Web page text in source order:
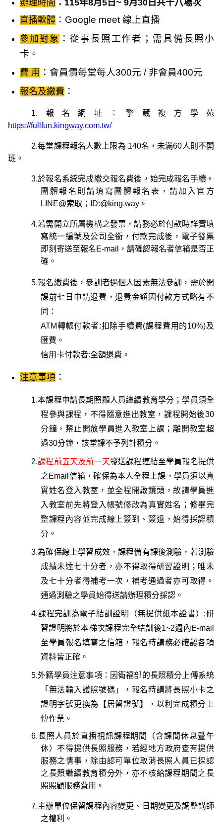
辦理時間 ：115年8月 5日 ~ 9月30日共十八場次
直播軟體 ：Google meet 線上直播
參加對象 ：從事長照工作者；需具備長照小
卡 。
費 用 ：會員價每堂每人300元 / 非會員400元
報名及繳費 ：
1. 報名網址：擎葳複方學苑
https://fullfun.kingway.com.tw/
2.每堂課程報名人數上限為 140名，未滿60人則不開
班。
3.於報名系統完成繳交報名費後，始完成報名手續。
團體報名則請填寫團體報名表，請加入官方
LINE@索取；ID:@king.way。
4.若需開立所屬機構之發票，請務必於付款時詳實填
寫統一編號及公司全銜，付款完成後，電子發票
即刻寄送至報名E-mail，請確認報名者信箱是否正
確。
5.報名繳費後，參訓者遇個人因素無法參訓，需於開
課前七日申請退費，退費金額因付款方式略有不
同：
ATM轉帳付款者:扣除手續費(課程費用的10%)及
匯費。
信用卡付款者:全額退費。
注意事項 ：
1.本課程申請長期照顧人員繼續教育學分；學員須全
程參與課程 ，不得隨意進出教室，課程開始後30
分鐘，禁止開放學員進入教室上課；離開教室超
過30分鐘，該堂課不予列計積分。
2.課程前五天及前一天發送課程連結至學員報名提供
之Email信箱，確保為本人全程上課， 學員須以真
實姓名登入教室，並全程開啟鏡頭 ，故請學員進
入教室前先將登入帳號修改為真實姓名；修畢完
整課程內容並完成線上簽到、簽退 ，始得採認積
分。
3.為確保線上學習成效，課程備有課後測驗 ，若測驗
成績未達七十分者，亦不得取得研習證明；唯未
及七十分者得補考一次，補考通過者亦可取得。
通過測驗之學員始得送請辦理積分採認 。
4.課程完訓為電子結訓證明（無提供紙本證書）;研
習證明將於本梯次課程完全結訓後1~2週內E-mail
至學員報名填寫之信箱， 報名時請務必確認各項
資料皆正確 。
5.外籍學員注意事項 ：因衛福部的長照積分上傳系統
「無法輸入護照號碼」，報名時請將長照小卡之
證明字號更換為【居留證號】，以利完成積分上
傳作業。
6.長照人員於直播視訊課程期間
（含課間休息暨午
休） 不得提供長照服務， 若經地方政府查有提供
服務之情事，除由認可單位取消長照人員已採認
之長照繼續教育積分外，亦不核給課程期間之長
照照顧服務費用。
7.主辦單位保留課程內容變更、日期變更及調整講師
之權利。